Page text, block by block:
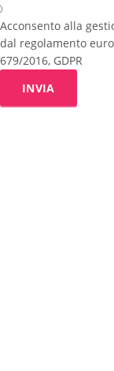
Acconsento alla
dal regolamento
679/2016, GDPR
INVIA